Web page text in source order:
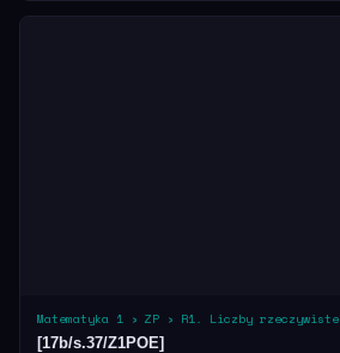
Matematyka 1 › ZP › R1. Liczby rzeczywiste
[17b/s.37/Z1POE]